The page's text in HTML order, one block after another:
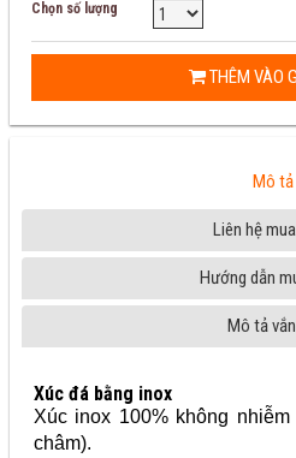
Chọn số lượng
THÊM VÀO
Mô tả
Liên hệ
Hướng dẫn
Mô tả
Xúc đá bằng inox
Xúc inox 100% không
châm).